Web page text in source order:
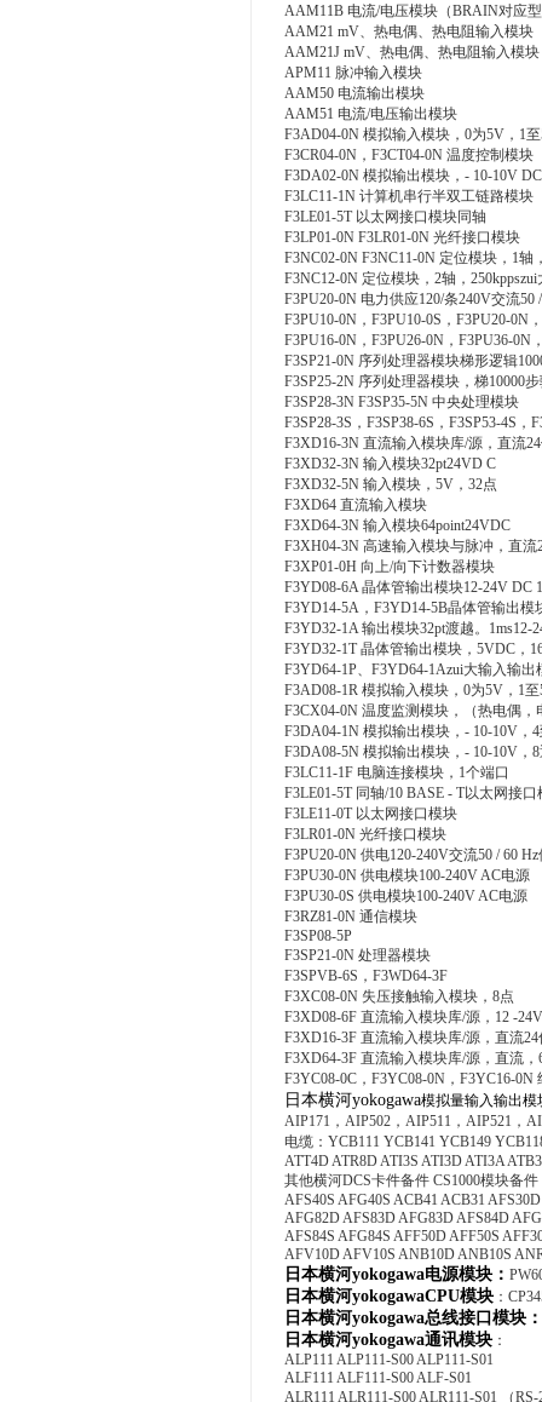
AAM11B 电流/电压模块（BRAIN对应
AAM21 mV、热电偶、热电阻输入模块
AAM21J mV、热电偶、热电阻输入模块
APM11 脉冲输入模块
AAM50 电流输出模块
AAM51 电流/电压输出模块
F3AD04-0N 模拟输入模块，0为5V，1
F3CR04-0N，F3CT04-0N 温度控制模块
F3DA02-0N 模拟输出模块，- 10-10V
F3LC11-1N 计算机串行半双工链路模块
F3LE01-5T 以太网接口模块同轴
F3LP01-0N F3LR01-0N 光纤接口模块
F3NC02-0N F3NC11-0N 定位模块，1轴
F3NC12-0N 定位模块，2轴，250kppszui
F3PU20-0N 电力供应120/条240V交流50
F3PU10-0N，F3PU10-0S，F3PU20-0N
F3PU16-0N，F3PU26-0N，F3PU36-0N
F3SP21-0N 序列处理器模块梯形逻辑
F3SP25-2N 序列处理器模块，梯10000步
F3SP28-3N F3SP35-5N 中央处理模块
F3SP28-3S，F3SP38-6S，F3SP53-4S，
F3XD16-3N 直流输入模块库/源，直流
F3XD32-3N 输入模块32pt24VD C
F3XD32-5N 输入模块，5V，32点
F3XD64 直流输入模块
F3XD64-3N 输入模块64point24VDC
F3XH04-3N 高速输入模块与脉冲，直流
F3XP01-0H 向上/向下计数器模块
F3YD08-6A 晶体管输出模块12-24V DC
F3YD14-5A，F3YD14-5B晶体管输出模
F3YD32-1A 输出模块32pt渡越。1ms12-
F3YD32-1T 晶体管输出模块，5VDC，
F3YD64-1P、F3YD64-1Azui大输入输出
F3AD08-1R 模拟输入模块，0为5V，1
F3CX04-0N 温度监测模块，（热电偶，
F3DA04-1N 模拟输出模块，- 10-10V，
F3DA08-5N 模拟输出模块，- 10-10V，
F3LC11-1F 电脑连接模块，1个端口
F3LE01-5T 同轴/10 BASE - T以太网接口
F3LE11-0T 以太网接口模块
F3LR01-0N 光纤接口模块
F3PU20-0N 供电120-240V交流50 / 60
F3PU30-0N 供电模块100-240V AC电源
F3PU30-0S 供电模块100-240V AC电源
F3RZ81-0N 通信模块
F3SP08-5P
F3SP21-0N 处理器模块
F3SPVB-6S，F3WD64-3F
F3XC08-0N 失压接触输入模块，8点
F3XD08-6F 直流输入模块库/源，12 -
F3XD16-3F 直流输入模块库/源，直流24
F3XD64-3F 直流输入模块库/源，直流，
F3YC08-0C，F3YC08-0N，F3YC16-
日本横河yokogawa模拟量输入输出模
AIP171，AIP502，AIP511，AIP521，
电缆：YCB111 YCB141 YCB149
ATT4D ATR8D ATI3S ATI3D ATI3A
其他横河DCS卡件备件 CS1000模块备
AFS40S AFG40S ACB41 ACB31
AFG82D AFS83D AFG83D AFS84D
AFS84S AFG84S AFF50D AFF50S
AFV10D AFV10S ANB10D ANB10S
日本横河yokogawa电源模块：
日本横河yokogawaCPU模块：
日本横河yokogawa总线接口模块：
日本横河yokogawa通讯模块：
ALP111 ALP111-S00 ALP111-S01
ALF111 ALF111-S00 ALF-S01
ALR111 ALR111-S00 ALR111-S01 （